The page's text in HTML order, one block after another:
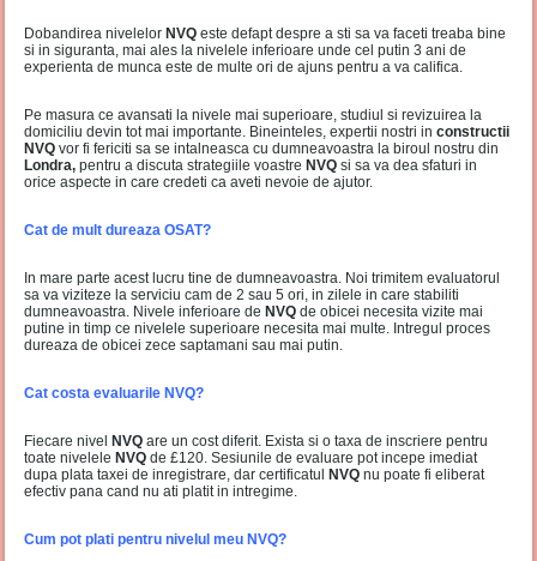
Dobandirea nivelelorNVQ este defapt despre a sti sa va faceti treaba bine
si in siguranta, mai ales la nivelele inferioare unde cel putin 3 ani de
experienta de munca este de multe ori de ajuns pentru a va califica.
Pe masura ce avansati la nivele mai superioare, studiul si revizuirea la
domiciliu devin tot mai importante. Bineinteles, expertii nostri inconstructii
NVQ vor fi fericiti sa se intalneasca cu dumneavoastra la biroul nostru din
Londra, pentru a discuta strategiile voastreNVQ si sa va dea sfaturi in
orice aspecte in care credeti ca aveti nevoie de ajutor.
Cat de mult dureaza OSAT?
In mare parte acest lucru tine de dumneavoastra. Noi trimitem evaluatorul
sa va viziteze la serviciu cam de 2 sau 5 ori, in zilele in care stabiliti
dumneavoastra. Nivele inferioare deNVQ de obicei necesita vizite mai
putine in timp ce nivelele superioare necesita mai multe. Intregul proces
dureaza de obicei zece saptamani sau mai putin.
Cat costa evaluarile NVQ?
Fiecare nivelNVQ are un cost diferit. Exista si o taxa de inscriere pentru
toate niveleleNVQ de £120. Sesiunile de evaluare pot incepe imediat
dupa plata taxei de inregistrare, dar certificatulNVQ nu poate fi eliberat
efectiv pana cand nu ati platit in intregime.
Cum pot plati pentru nivelul meu NVQ?